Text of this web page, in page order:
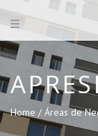
Home / Áreas de